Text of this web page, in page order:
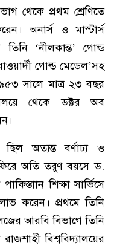
থেকে প্রথম শ্রেণিতে
অনার্স ও মাস্টার্স
‘নীলকান্ত’ গোল্ড
গোল্ড মেডেল’সহ
সালে মাত্র ২৩ বছর
থেকে ডক্টর অব
অত্যন্ত বর্ণাঢ্য ও
ফিরে অতি তরুণ বয়সে ড.
শিক্ষা সার্ভিসে
করেন। প্রথমে তিনি
আরবি বিভাগে তিনি
বিশ্ববিদ্যালয়ের